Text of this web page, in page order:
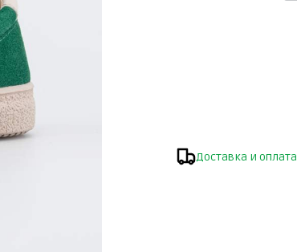
Доставка и оплата